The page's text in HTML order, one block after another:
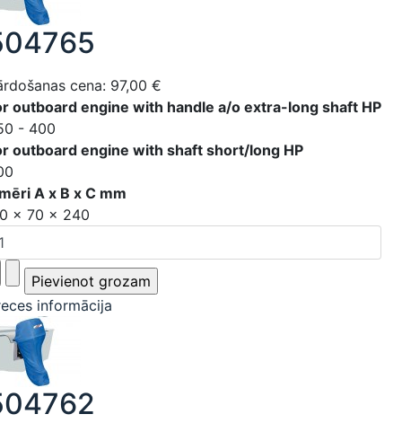
cena: 97,00 €
outboard engine with handle a/o extra-long shaft HP
- 400
outboard engine with shaft short/long HP
A x B x C mm
x 70 x 240
informācija